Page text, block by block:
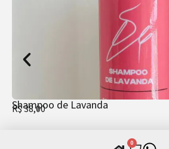
Shampoo de Lavanda
R$38,00
0